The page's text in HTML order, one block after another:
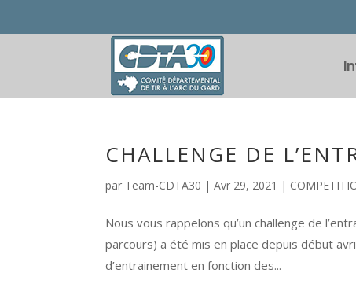
CHALLENGE DE
par Team-CDTA30 |Avr 29, 2021 |
Nous vous rappelons qu’un challenge de
parcours) a été mis en place depuis début
d’entrainement en fonction des...